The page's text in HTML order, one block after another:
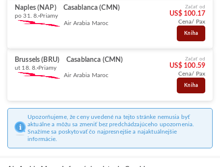
Naples (NAP) Casablanca (CMN)
po 31. 8. Priamy
Air Arabia Maroc
Začať od
US$ 100.17
Cena/ Pax
Kniha
Brussels (BRU) Casablanca (CMN)
ut 18. 8. Priamy
Air Arabia Maroc
Začať od
US$ 100.59
Cena/ Pax
Kniha
Upozorňujeme, že ceny uvedené na tejto stránke nemusia byť
aktuálne a môžu sa zmeniť bez predchádzajúceho upozornenia.
Snažíme sa poskytovať čo najpresnejšie a najaktuálnejšie
informácie.